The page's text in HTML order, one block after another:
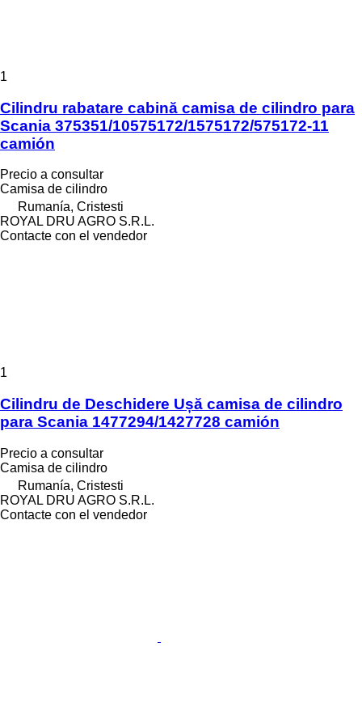
1
Cilindru rabatare cabină camisa de cilindro para
Scania 375351/10575172/1575172/575172-11
camión
Precio a consultar
Camisa de cilindro
Rumanía, Cristesti
ROYAL DRU AGRO S.R.L.
Contacte con el vendedor
1
Cilindru de Deschidere Ușă camisa de cilindro
para Scania 1477294/1427728 camión
Precio a consultar
Camisa de cilindro
Rumanía, Cristesti
ROYAL DRU AGRO S.R.L.
Contacte con el vendedor